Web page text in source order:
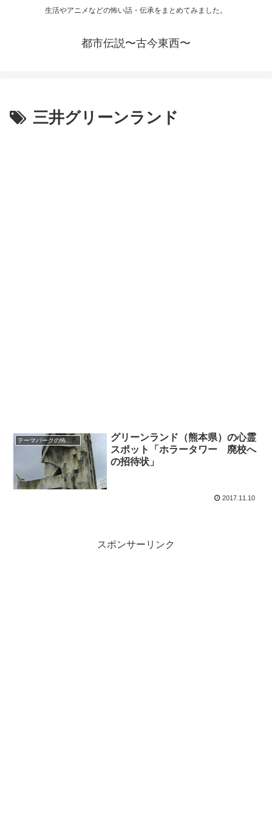
生活やアニメなどの怖い話・伝承をまとめてみました。
都市伝説〜古今東西〜
三井グリーンランド
テーマパークの怖い話
グリーンランド（熊本県）の心霊
スポット「ホラータワー 廃校へ
の招待状」
2017.11.10
スポンサーリンク